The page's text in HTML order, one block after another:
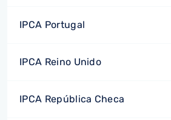
IPCA Portugal
IPCA Reino Unido
IPCA República Checa